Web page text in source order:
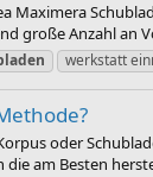
Maximera
große Anzahl an
werkstatt
oder
am Besten